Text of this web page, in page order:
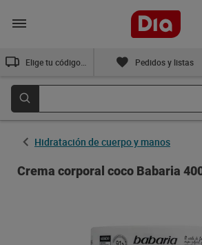
Pedidos y listas
Hidratación de cuerpo y manos
Crema corporal coco Babaria